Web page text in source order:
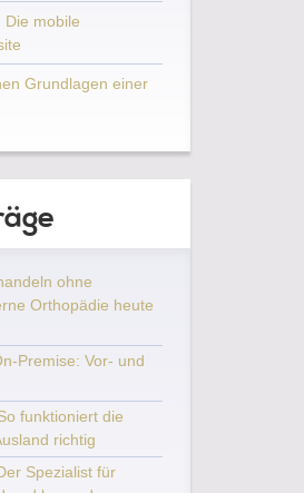
Die mobile
Grundlagen einer
ohne
Orthopädie heute
Premise: Vor- und
funktioniert die
richtig
Spezialist für